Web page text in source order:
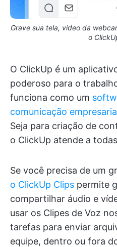
Grave sua tela, vídeo da
o
O ClickUp é um
poderoso para o
funciona como um
comunicação
Seja para criação de
o ClickUp atende a
Se você precisa de um
o ClickUp Clips permite
compartilhar áudio e
usar os Clipes de Voz
tarefas para enviar
equipe, dentro ou fora